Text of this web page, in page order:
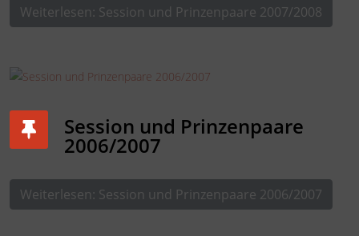
Weiterlesen: Session und Prinzenpaare 2007/2008
Session und Prinzenpaare
2006/2007
Weiterlesen: Session und Prinzenpaare 2006/2007